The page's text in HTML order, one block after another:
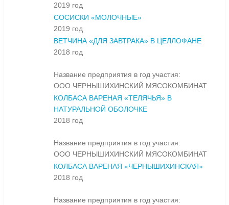
2019 год
СОСИСКИ «МОЛОЧНЫЕ»
2019 год
ВЕТЧИНА «ДЛЯ ЗАВТРАКА» В ЦЕЛЛОФАНЕ
2018 год
Название предприятия в год участия:
ООО ЧЕРНЫШИХИНСКИЙ МЯСОКОМБИНАТ
КОЛБАСА ВАРЕНАЯ «ТЕЛЯЧЬЯ» В
НАТУРАЛЬНОЙ ОБОЛОЧКЕ
2018 год
Название предприятия в год участия:
ООО ЧЕРНЫШИХИНСКИЙ МЯСОКОМБИНАТ
КОЛБАСА ВАРЕНАЯ «ЧЕРНЫШИХИНСКАЯ»
2018 год
Название предприятия в год участия: